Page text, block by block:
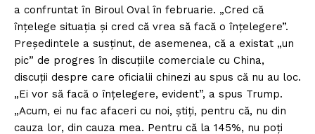
a confruntat în Biroul Oval în februarie. „Cred că
înțelege situația și cred că vrea să facă o înțelegere”.
Președintele a susținut, de asemenea, că a existat „un
pic” de progres în discuțiile comerciale cu China,
discuții despre care oficialii chinezi au spus că nu au loc.
„Ei vor să facă o înțelegere, evident”, a spus Trump.
„Acum, ei nu fac afaceri cu noi, știți, pentru că, nu din
cauza lor, din cauza mea. Pentru că la 145%, nu poți